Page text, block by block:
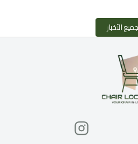
الأخبار